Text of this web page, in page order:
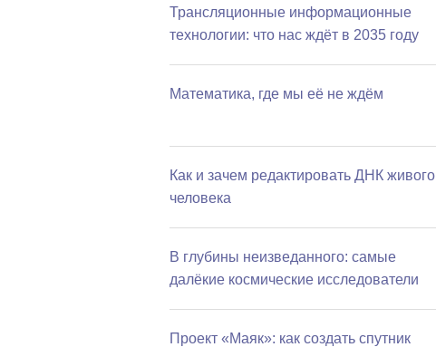
Трансляционные информационные
технологии: что нас ждёт в 2035 году
Математика, где мы её не ждём
Как и зачем редактировать ДНК живого
человека
В глубины неизведанного: самые
далёкие космические исследователи
Проект «Маяк»: как создать спутник